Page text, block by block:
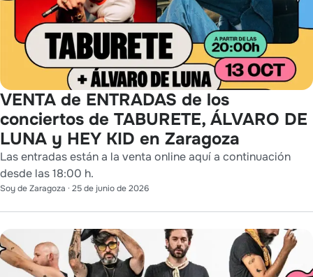
VENTA de ENTRADAS de los
conciertos de TABURETE, ÁLVARO DE
LUNA y HEY KID en Zaragoza
Las entradas están a la venta online aquí a continuación
desde las 18:00 h.
Soy de Zaragoza · 25 de junio de 2026